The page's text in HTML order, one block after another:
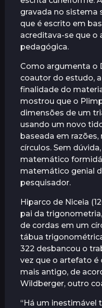
gravada no sistema
que é escrito em
acreditava-se que
pedagógica.
Como argumenta o
coautor do estudo,
finalidade do
mostrou que o
dimensões de um
usando um novo
baseada em
círculos. Sem
matemático
matemático genial
pesquisador.
Hiparco de Niceia
pai da
de cordas em um
tábua
322 desbancou o
vez que o artefato é
mais antigo, de
Wildberger, outro
“Há um inestimável